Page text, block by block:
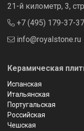
21-й километр, 3,
+7 (495) 179-37-37
info@royalstone.ru
Керамическая
Испанская
Итальянская
Португальская
Российская
Чешская